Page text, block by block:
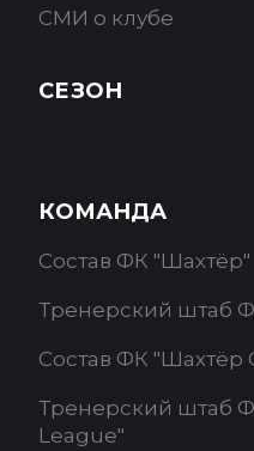
СМИ о клубе
СЕЗОН
КОМАНДА
Состав ФК "Шахтёр"
Тренерский штаб
Состав ФК "Шахтёр
Тренерский штаб
League"